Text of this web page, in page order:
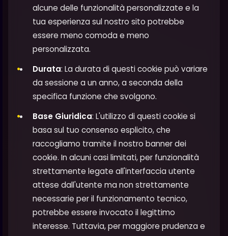
alcune delle funzionalità personalizzate e la
tua esperienza sul nostro sito potrebbe
essere meno comoda e meno
personalizzata.
Durata: La durata di questi cookie può variare
da sessione a un anno, a seconda della
specifica funzione che svolgono.
Base Giuridica: L'utilizzo di questi cookie si
basa sul tuo consenso esplicito, che
raccogliamo tramite il nostro banner dei
cookie. In alcuni casi limitati, per funzionalità
strettamente legate all'interfaccia utente
attese dall'utente ma non strettamente
necessarie per il funzionamento tecnico,
potrebbe essere invocato il legittimo
interesse. Tuttavia, per maggiore prudenza e